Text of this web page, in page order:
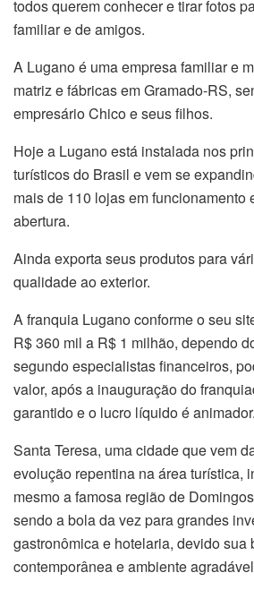
todos querem conhecer e tirar fotos
familiar e de amigos.
A Lugano é uma empresa familiar e
matriz e fábricas em Gramado-RS,
empresário Chico e seus filhos.
Hoje a Lugano está instalada nos
turísticos do Brasil e vem se
mais de 110 lojas em funcionamento
abertura.
Ainda exporta seus produtos para
qualidade ao exterior.
A franquia Lugano conforme o seu
R$ 360 mil a R$ 1 milhão, dependo
segundo especialistas financeiros,
valor, após a inauguração do
garantido e o lucro líquido é animador.
Santa Teresa, uma cidade que vem
evolução repentina na área turística,
mesmo a famosa região de
sendo a bola da vez para grandes
gastronômica e hotelaria, devido sua
contemporânea e ambiente